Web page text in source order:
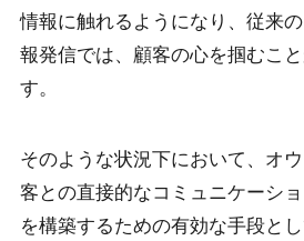
情報に触れるようになり、従来
報発信では、顧客の心を掴むこ
す。
そのような状況下において、オ
客との直接的なコミュニケーシ
を構築するための有効な手段と